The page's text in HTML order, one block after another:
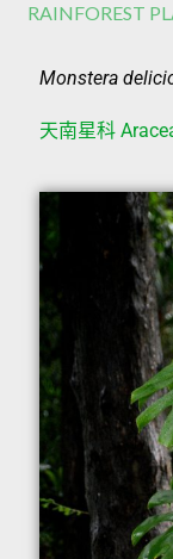
RAINFOREST
Monstera
天南星科